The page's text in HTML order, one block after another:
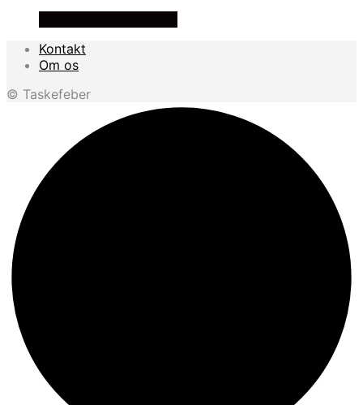
Kontakt
Om os
© Taskefeber